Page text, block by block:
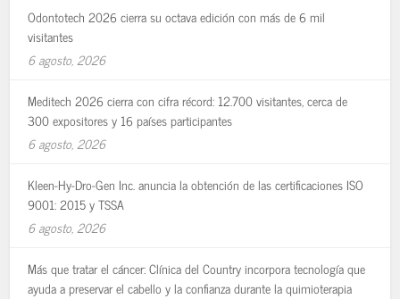
Odontotech 2026 cierra su octava edición con más de 6 mil
visitantes
6 agosto, 2026
Meditech 2026 cierra con cifra récord: 12.700 visitantes, cerca de
300 expositores y 16 países participantes
6 agosto, 2026
Kleen-Hy-Dro-Gen Inc. anuncia la obtención de las certificaciones ISO
9001: 2015 y TSSA
6 agosto, 2026
Más que tratar el cáncer: Clínica del Country incorpora tecnología que
ayuda a preservar el cabello y la confianza durante la quimioterapia